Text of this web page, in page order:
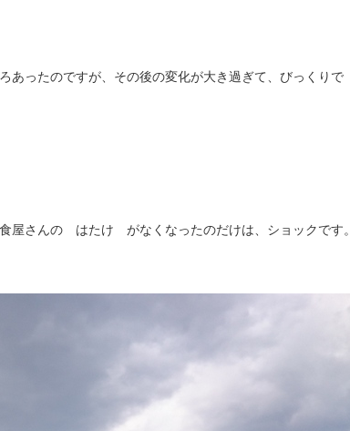
あったのですが、その後の変化が大き過ぎて、びっくりで
屋さんの はたけ がなくなったのだけは、ショックです。